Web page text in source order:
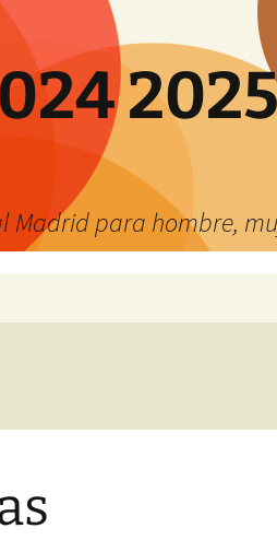
Madrid para hombre,